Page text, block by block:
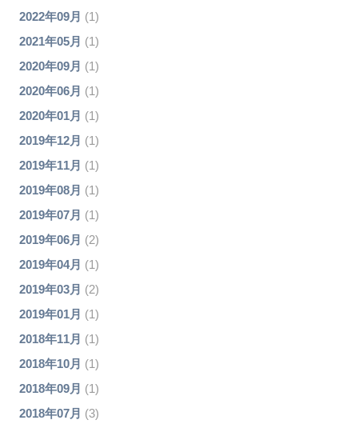
2022年09月 (1)
2021年05月 (1)
2020年09月 (1)
2020年06月 (1)
2020年01月 (1)
2019年12月 (1)
2019年11月 (1)
2019年08月 (1)
2019年07月 (1)
2019年06月 (2)
2019年04月 (1)
2019年03月 (2)
2019年01月 (1)
2018年11月 (1)
2018年10月 (1)
2018年09月 (1)
2018年07月 (3)